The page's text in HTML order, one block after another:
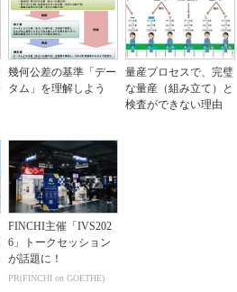
幾何公差の基準「デー
タム」を理解しよう
量産プロセスで、完璧
な量産（組み立て）と
検査ができない理由
FINCHI主催「IVS202
6」トークセッション
が話題に！
PR(FINCHI on GOETHE)